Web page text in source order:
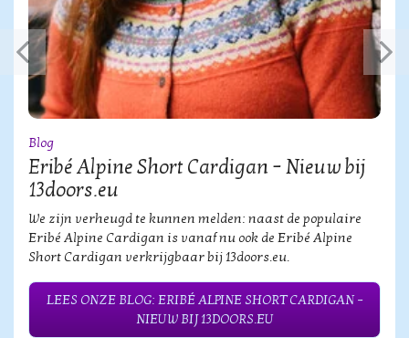
Blog
Eribé Alpine Short Cardigan – Nieuw bij
13doors.eu
We zijn verheugd te kunnen melden: naast de populaire
Eribé Alpine Cardigan is vanaf nu ook de Eribé Alpine
Short Cardigan verkrijgbaar bij 13doors.eu.
LEES ONZE BLOG: ERIBÉ ALPINE SHORT CARDIGAN –
NIEUW BIJ 13DOORS.EU